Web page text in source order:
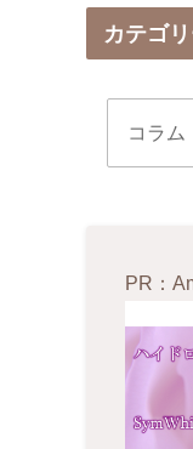
カテゴ
PR：